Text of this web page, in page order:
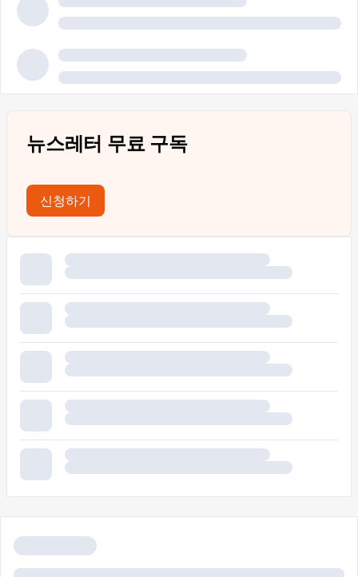
뉴스레터 무료 구독
신청하기